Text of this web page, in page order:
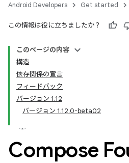
Android Developers Get started
この情報は役に立ちましたか？
このページの内容
構造
依存関係の宣言
フィードバック
バージョン 1.12
バージョン 1.12.0-beta02
Compose